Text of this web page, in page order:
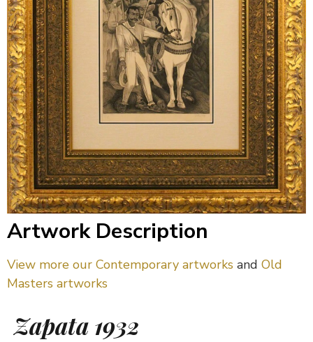
Artwork Description
View more our Contemporary artworks and Old
Masters artworks
Zapata 1932